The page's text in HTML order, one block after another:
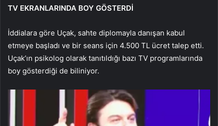
TV EKRANLARINDA BOY GÖSTERDİ
İddialara göre Uçak, sahte diplomayla danışan kabul
etmeye başladı ve bir seans için 4.500 TL ücret talep etti.
Uçak’ın psikolog olarak tanıtıldığı bazı TV programlarında
boy gösterdiği de biliniyor.